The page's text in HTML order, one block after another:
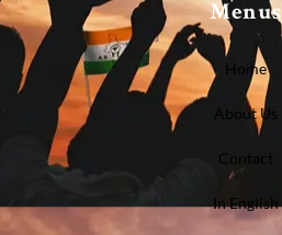
Menus
Home
About Us
Contact
In English